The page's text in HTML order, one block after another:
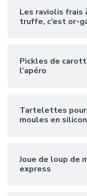
Les raviolis frais
truffe, c’est or-
Pickles de
l’apéro
Tartelettes pour
moules en
Joue de loup de
express